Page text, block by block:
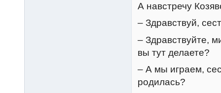
А навстречу
– Здравствуй,
– Здравствуйте,
вы тут делаете?
– А мы играем,
родилась?